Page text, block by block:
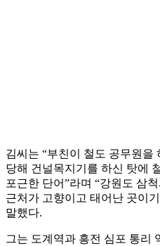
김씨는 “부친이 철도 공무원을
당해 건널목지기를 하신 탓에
포근한 단어”라며 “강원도 삼
근처가 고향이고 태어난 곳이
말했다.
그는 도계역과 흥전 심포 통리